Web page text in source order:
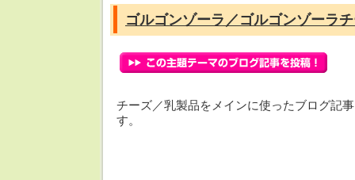
ゴルゴンゾーラ／ゴルゴンゾーラ
チーズ／乳製品をメインに使ったブログ記
す。